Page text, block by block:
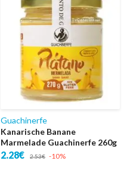
Guachinerfe
Kanarische Banane
Marmelade Guachinerfe 260g
2.28€ 2.53€ -10%